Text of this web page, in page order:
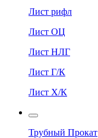
Лист рифл
Лист ОЦ
Лист НЛГ
Лист Г/К
Лист Х/К
Трубный Прокат